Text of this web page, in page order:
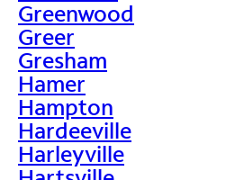
Greenwood
Greer
Gresham
Hamer
Hampton
Hardeeville
Harleyville